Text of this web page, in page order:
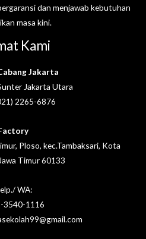
dan menjawab kebutuhan
masa kini.
Kami
Jakarta
Jakarta Utara
2265-6876
Ploso, kec.Tambaksari, Kota
Timur 60133
WA:
3540-1116